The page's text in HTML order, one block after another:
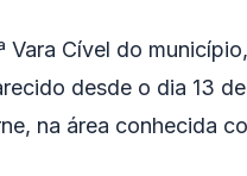
Cível do
desde o dia 13
na área conhecida